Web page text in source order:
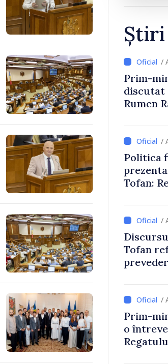
/
Prim-
discutat
Rumen
/
Politica
Tofan:
/
Tofan
/
Prim-
o